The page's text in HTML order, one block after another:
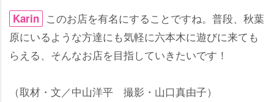
Karin このお店を有名にすることですね。普段、秋葉
原にいるような方達にも気軽に六本木に遊びに来ても
らえる、そんなお店を目指していきたいです！
（取材・文／中山洋平 撮影・山口真由子）